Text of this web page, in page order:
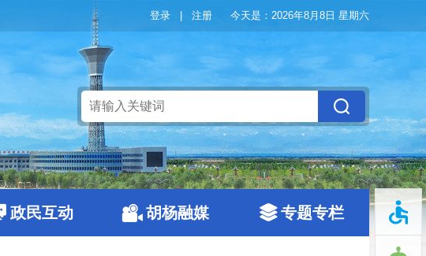
登录 注册 今天是： 2026年8月8日 星期六
政民互动 胡杨融媒 专题专栏